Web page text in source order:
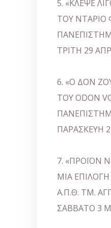
5. «ΚΛΕΨΕ
ΤΟΥ ΝΤΑΡΙΟ
ΤΡΙΤΗ 29
6. «Ο ΔΟΝ
ΤΟΥ ODON
ΠΑΡΑΣΚΕΥΗ 2
7. «ΠΡΟΪΟΝ
ΜΙΑ
Α.Π.Θ. ΤΜ.
ΣΑΒΒΑΤΟ 3